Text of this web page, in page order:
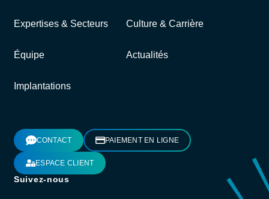
Expertises & Secteurs Culture & Carrière
Équipe Actualités
Implantations
CONTACT PAIEMENT EN LIGNE
ESPACE CLIENT
Suivez-nous